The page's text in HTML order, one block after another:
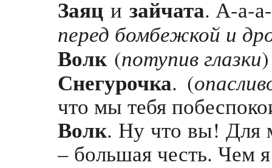
Заяц и зайчата. А-а-
перед бомбежкой и
Волк(потупив глазки
Снегурочка. (
что мы тебя
Волк. Ну что вы! Для
– большая честь. Чем